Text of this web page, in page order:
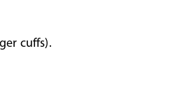
cuffs).